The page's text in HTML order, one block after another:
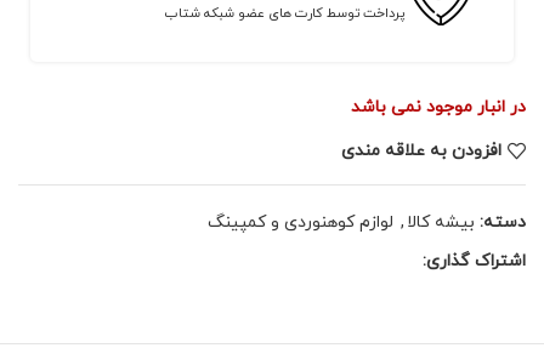
پرداخت توسط کارت های عضو شبکه شتاب
در انبار موجود نمی باشد
افزودن به علاقه مندی
دسته: بیشه کالا , لوازم کوهنوردی و کمپینگ
اشتراک گذاری: